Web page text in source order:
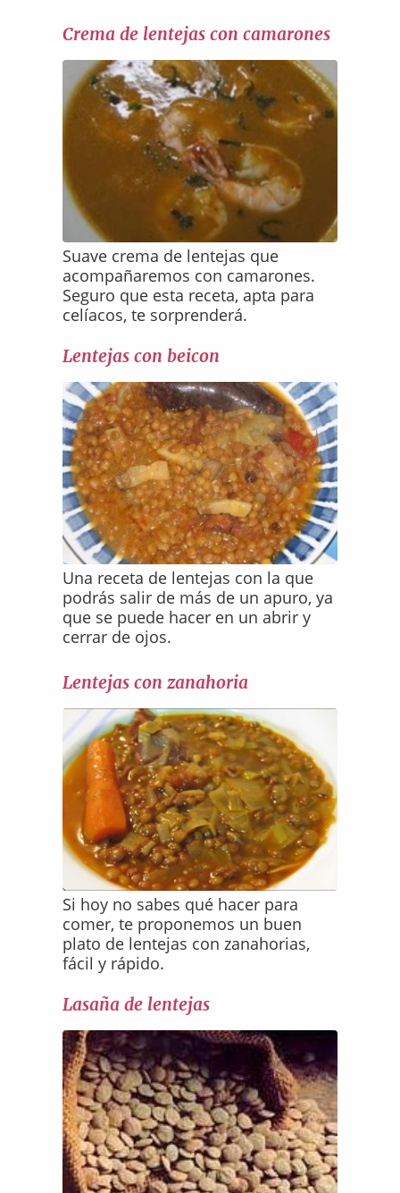
Crema de lentejas con camarones
Suave crema de lentejas que
acompañaremos con camarones.
Seguro que esta receta, apta para
celíacos, te sorprenderá.
Lentejas con beicon
Una receta de lentejas con la que
podrás salir de más de un apuro, ya
que se puede hacer en un abrir y
cerrar de ojos.
Lentejas con zanahoria
Si hoy no sabes qué hacer para
comer, te proponemos un buen
plato de lentejas con zanahorias,
fácil y rápido.
Lasaña de lentejas